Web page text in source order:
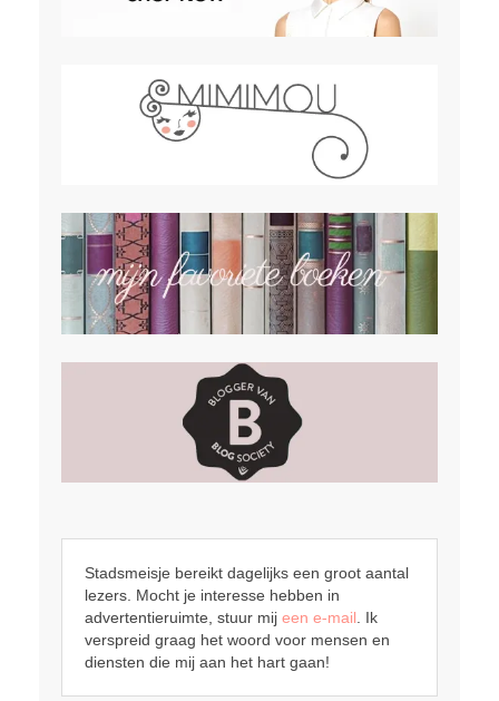
Stadsmeisje bereikt dagelijks een groot aantal
lezers. Mocht je interesse hebben in
advertentieruimte, stuur mij een e-mail. Ik
verspreid graag het woord voor mensen en
diensten die mij aan het hart gaan!